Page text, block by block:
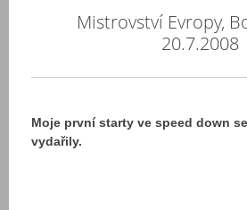
Mistrovství Evropy,
20.7.2008
Moje první starty ve speed down
vydařily.